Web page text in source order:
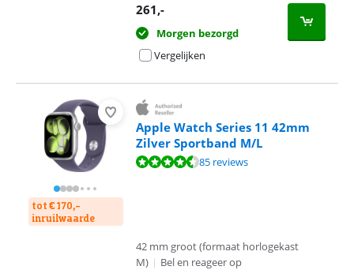
261,-
Morgen bezorgd
Vergelijken
tot € 170,-
inruilwaarde
Apple Watch Series 11 42mm
Zilver Sportband M/L
Beoordeling is 9,2 van de 10, gebaseerd op 85 reviews.
85 reviews
42 mm groot (formaat horlogekast
M) | Bel en reageer op